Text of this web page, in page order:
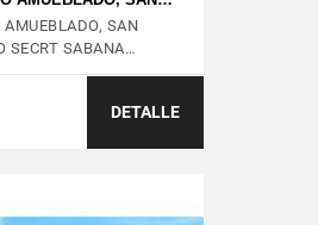
AMUEBLADO, SAN
SECRT SABANA…
DETALLE